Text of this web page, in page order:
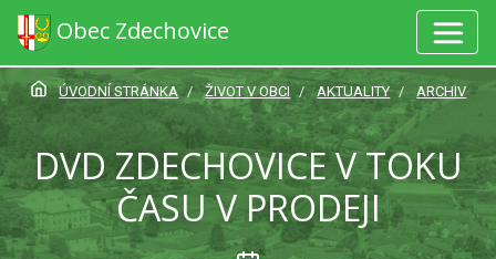
Obec Zdechovice
ÚVODNÍ STRÁNKA ŽIVOT V OBCI AKTUALITY ARCHIV
DVD ZDECHOVICE V TOKU
ČASU V PRODEJI